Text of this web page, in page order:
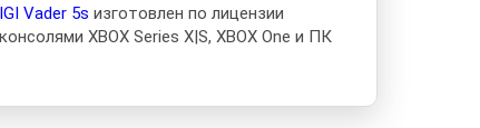
Vader 5s изготовлен по лицензии
XBOX Series X|S, XBOX One и ПК